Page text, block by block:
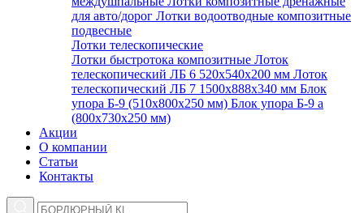
для авто/дорог Лотки водоотводные композитные
подвесные
Лотки телескопические
Лотки быстротока композитные Лоток
телескопический ЛБ 6 520х540х200 мм Лоток
телескопический ЛБ 7 1500х888х340 мм Блок
упора Б-9 (510х800х250 мм) Блок упора Б-9 а
(800х730х250 мм)
Акции
О компании
Статьи
Контакты